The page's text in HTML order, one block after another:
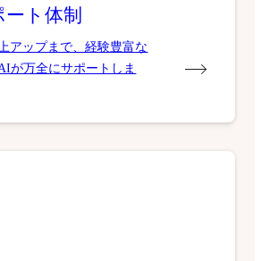
ト体制
アップまで、経験豊富な
が万全にサポートしま